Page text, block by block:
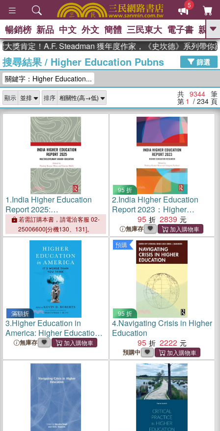
5
GO
熱搜： 東野圭吾 、 高希均教授回憶錄
、 The Odyssey 、 父親節 、 如果歷
獎 臺灣漫遊錄 、 方念華 、 台灣的李
登輝時代
數學女孩：黎曼猜想 、
偉大的迷走神經
暢銷榜 新品 中文 外文 簡體 三民東大 電子書 親子
！A.F. Steadman 獲年度作家，《史坎德》系列帶你踏上熱
搜尋結果/ Higher Education Pubns
篩選
關鍵字：Higher Education...
顯示 排序 共 9344 筆
第 1 / 234 頁
1.India Higher Education
Report 2025:
Multidisciplinary Higher
Education
若需訂購本書，請電洽客服 02-
25006600[分機130、131]。
95 折
2.India Higher Education
Report 2023：Higher
Education Research
95 2839
無庫存
滿額折
3.Higher Education in
America: Higher Education
in America
無庫存
預購
95 折
4.Navigating Crisis in Higher
Education
95
2222
預購中